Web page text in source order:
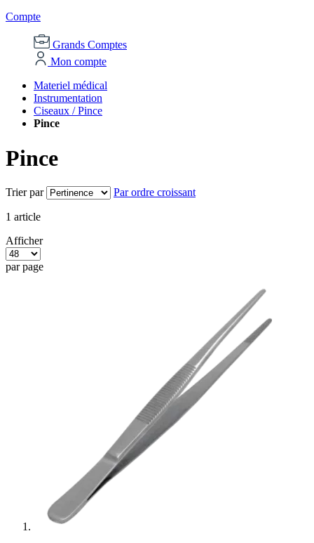
Compte
Grands Comptes
Mon compte
Materiel médical
Instrumentation
Ciseaux / Pince
Pince
Pince
Trier par Par ordre croissant
1 article
Afficher
par page